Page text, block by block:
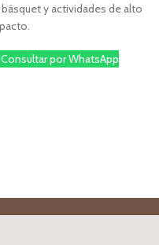
y actividades de alto
Consultar por WhatsApp